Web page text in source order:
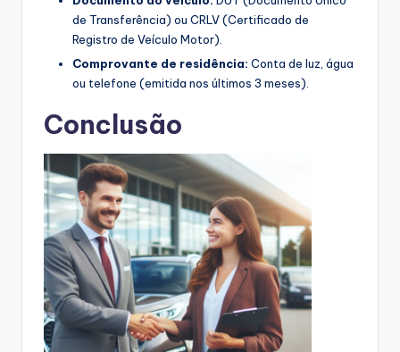
de Transferência) ou CRLV (Certificado de
Registro de Veículo Motor).
Comprovante de residência: Conta de luz, água
ou telefone (emitida nos últimos 3 meses).
Conclusão